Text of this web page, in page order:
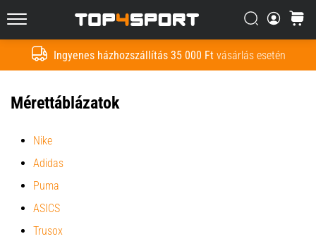
Ingyenes házhozszállítás 35 000 Ftvásárlás esetén
Top4Sport.hu Keresés
kosár
Keresés
lehetetlen,
Hogyan
csináld?
4 perces olvasási idő
Hogyan
csomagoljunk
Mérettáblázatok
Nike
Adidas
Puma
ASICS
Trusox